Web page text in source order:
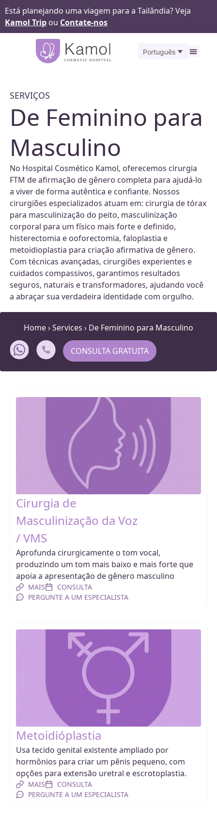
Está planejando uma viagem para a Tailândia? Veja
Kamol Trip ou Contate-nos
Português
SERVIÇOS
De Feminino para
Masculino
No Hospital Cosmético Kamol, oferecemos cirurgia
FTM de afirmação de gênero completa para ajudá-lo
a viver de forma autêntica e confiante. Nossos
cirurgiões especializados atuam em: cirurgia de tórax
para masculinização do peito, masculinização
corporal para um físico mais forte e definido,
histerectomia e ooforectomia, faloplastia e
metoidioplastia para criação afirmativa de gênero.
Com técnicas avançadas, cirurgiões experientes e
cuidados compassivos, garantimos resultados
seguros, naturais e transformadores, ajudando você
a abraçar sua verdadeira identidade com orgulho.
Home›Services › De Feminino para Masculino
CONSULTA GRATUITA
Cirurgia de
Masculinização da Voz
/ VMS
Aprofunda cirurgicamente o tom vocal,
produzindo um tom mais baixo e mais forte que
apoia a apresentação de gênero masculino
MAIS
CONSULTA
PERGUNTE A UM ESPECIALISTA
Metoidióplastia
Usa tecido genital existente ampliado por
hormônios para criar um pênis pequeno, com
opções para extensão uretral e escrotoplastia.
MAIS
CONSULTA
PERGUNTE A UM ESPECIALISTA